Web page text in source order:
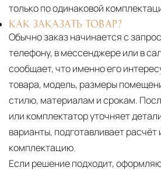
только по одинаковой
КАК ЗАКАЗАТЬ ТОВАР?
Обычно заказ начинается с
телефону, в мессенджере или в
сообщает, что именно его
товара, модель, размеры
стилю, материалам и срокам.
или комплектатор уточняет
варианты, подготавливает расчёт
комплектацию.
Если решение подходит,